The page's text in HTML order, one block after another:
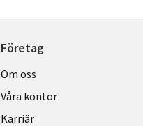
Företag
Useful
links
Om oss
Våra kontor
Karriär